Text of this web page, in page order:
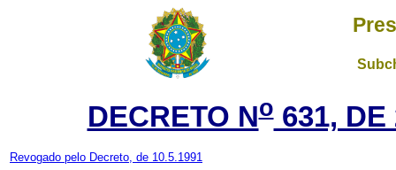
DECRETO No631, DE
Revogado pelo Decreto, de 10.5.1991